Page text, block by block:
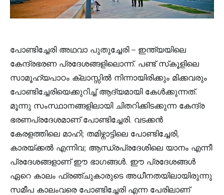
പോണ്ടിച്ചേരി അഥവാ പുതുച്ചേരി – ഇന്ത്യയിലെ
കേന്ദ്രഭരണ പ്രദേശങ്ങളിലൊന്ന്. പണ്ട് സ്‌കൂളിലെ
സാമൂഹ്യപാഠം ക്ലാസ്സിൽ നിന്നായിരിക്കും മിക്കവരും
പോണ്ടിച്ചേരിയെക്കുറിച്ച് ആദ്യമായി കേൾക്കുന്നത്.
മൂന്നു സംസ്ഥാനങ്ങളിലായി ചിതറിക്കിടക്കുന്ന കേന്ദ്ര
ഭരണപ്രദേശമാണ് പോണ്ടിച്ചേരി. വടക്കൻ
കേരളത്തിലെ മാഹി; തമിഴ്നാട്ടിലെ പോണ്ടിച്ചേരി,
കാരയ്ക്കൽ എന്നിവ; ആന്ധ്രപ്രദേശിലെ യാനം എന്നീ
പ്രദേശങ്ങളാണ് ഈ ഭാഗങ്ങൾ. ഈ പ്രദേശങ്ങൾ
ഏറെ കാലം ഫ്രഞ്ചുകാരുടെ അധീനതയിലായിരുന്നു
സമീപ കാലംവരെ പോണ്ടിച്ചേരി എന്ന പേരിലാണ്